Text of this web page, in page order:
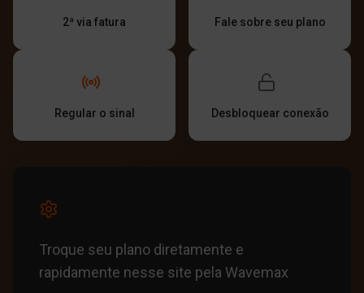
2ª via fatura Fale sobre seu plano
Regular o sinal Desbloquear conexão
Troque seu plano diretamente e
rapidamente nesse site pela Wavemax